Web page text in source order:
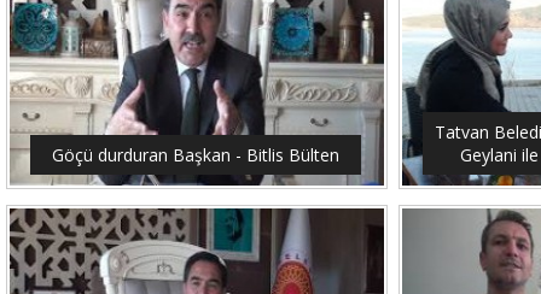
Göçü durduran Başkan - Bitlis Bülten
Tatvan
Geylani